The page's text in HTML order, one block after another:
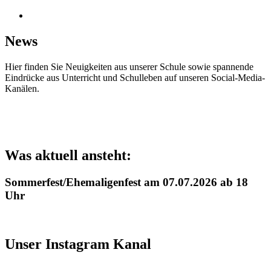
News
Hier finden Sie Neuigkeiten aus unserer Schule sowie spannende
Eindrücke aus Unterricht und Schulleben auf unseren Social-Media-
Kanälen.
Was aktuell ansteht:
Sommerfest/Ehemaligenfest am 07.07.2026 ab 18
Uhr
Unser Instagram Kanal